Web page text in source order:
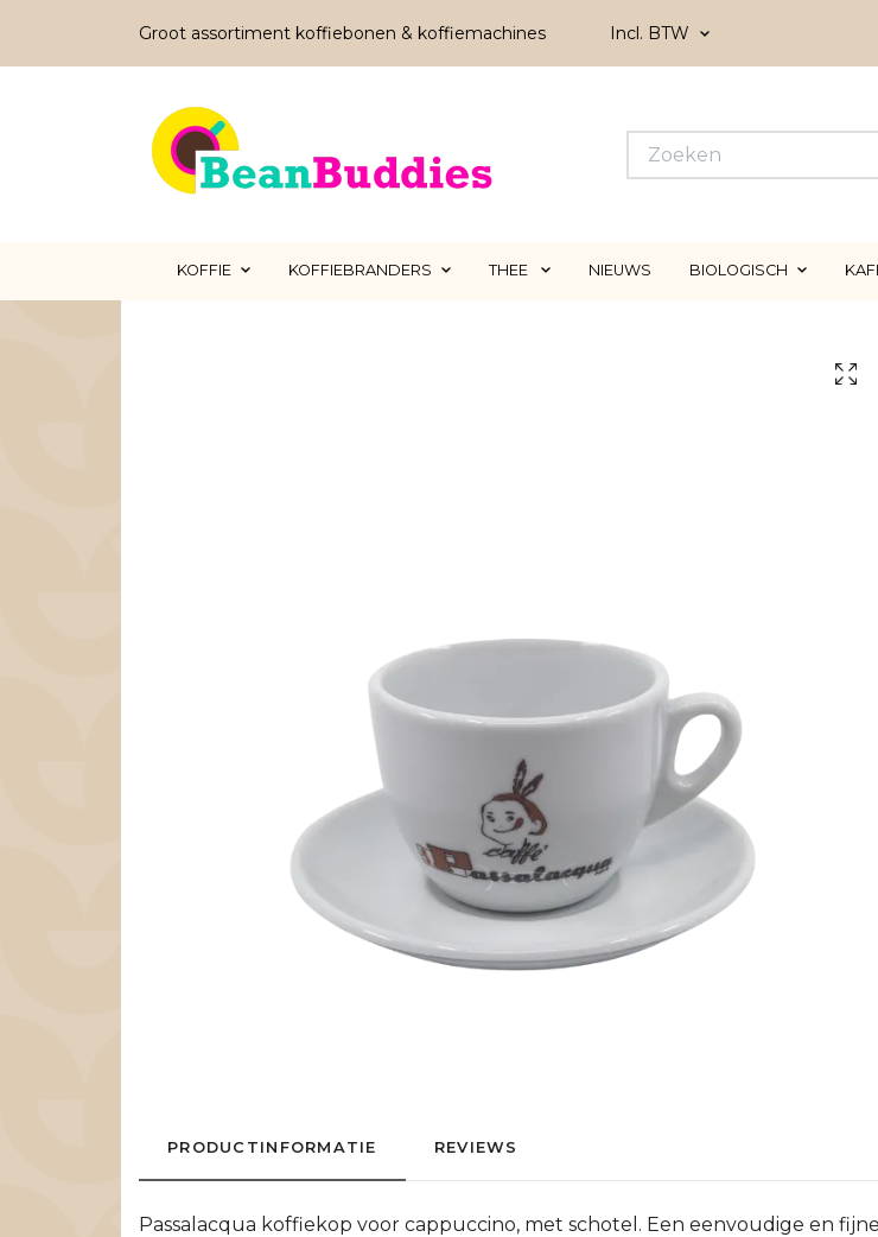
Groot assortiment koffiebonen & koffiemachines Incl. BTW
KOFFIE KOFFIEBRANDERS THEE NIEUWS BIOLOGISCH
PRODUCTINFORMATIE REVIEWS
Passalacqua koffiekop voor cappuccino, met schotel. Een eenvoudige en